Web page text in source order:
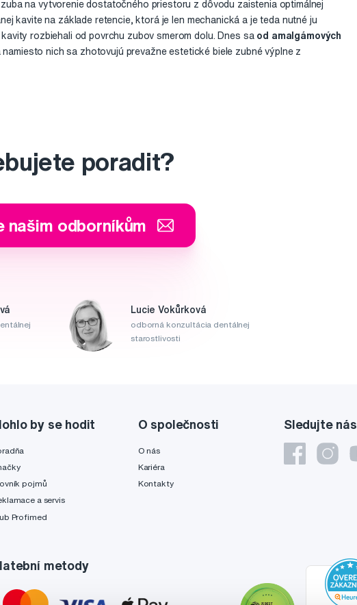
na vytvorenie dostatočného priestoru z dôvodu zaistenia optimálnej
kavite na základe retencie, ktorá je len mechanická a je teda nutné ju
rozbiehali od povrchu zubov smerom dolu. Dnes sa od amalgámových
nich sa zhotovujú prevažne estetické biele zubné výplne z
poradit?
našim odborníkům
Lucie Vokůrková
odborná konzultácia dentálnej
starostlivosti
Sledujte nás
by se hodit
pojmů
a servis
Profimed
O společnosti
O nás
Kariéra
Kontakty
metody